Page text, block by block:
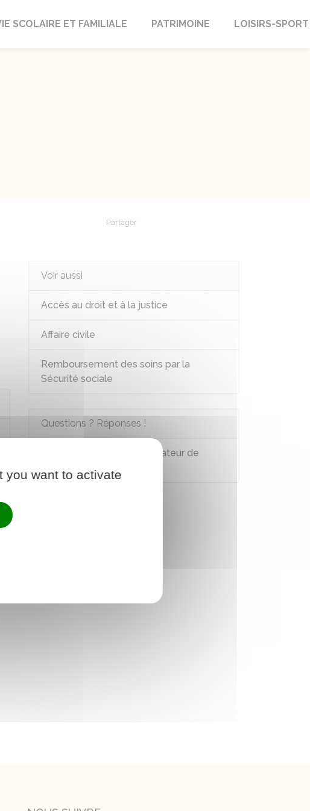
SCOLAIRE ET FAMILIALE PATRIMOINE LOISIRS-SPORT
Partager
Voir aussi
Accès au droit et à la justice
Affaire civile
Remboursement des soins par la
Sécurité sociale
Questions ? Réponses !
Comment recourir au Médiateur de
l'Assurance maladie ?
you want to activate